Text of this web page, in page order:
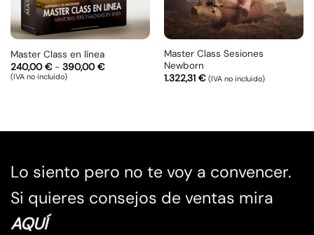
Master Class en línea
240,00€ - 390,00€Rango
(IVA no incluido)
Master Class Sesiones
Newborn
1.322,31 € (IVA no incluido)
Lo siento pero no te voy a convencer.
Si quieres consejos de ventas mira
AQUÍ